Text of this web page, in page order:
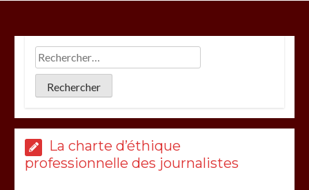
La charte d’éthique
professionnelle des journalistes